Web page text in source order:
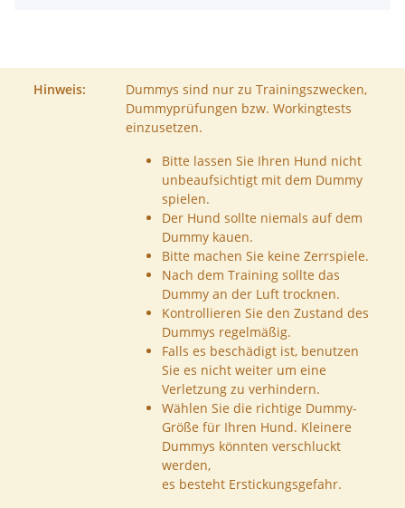
Hinweis:
Dummys sind nur zu Trainingszwecken,
Dummyprüfungen bzw. Workingtests
einzusetzen.
Bitte lassen Sie Ihren Hund nicht
unbeaufsichtigt mit dem Dummy
spielen.
Der Hund sollte niemals auf dem
Dummy kauen.
Bitte machen Sie keine Zerrspiele.
Nach dem Training sollte das
Dummy an der Luft trocknen.
Kontrollieren Sie den Zustand des
Dummys regelmäßig.
Falls es beschädigt ist, benutzen
Sie es nicht weiter um eine
Verletzung zu verhindern.
Wählen Sie die richtige Dummy-
Größe für Ihren Hund. Kleinere
Dummys könnten verschluckt
werden,
es besteht Erstickungsgefahr.